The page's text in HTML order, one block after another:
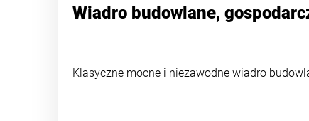
Wiadro budowlane,
Klasyczne mocne i niezawodne wiadro